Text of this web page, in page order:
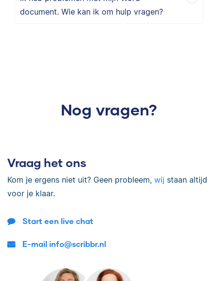
document. Wie kan ik om hulp vragen?
Nog vragen?
Vraag het ons
Kom je ergens niet uit? Geen probleem, wij staan altijd
voor je klaar.
Start een live chat
E-mail info@scribbr.nl